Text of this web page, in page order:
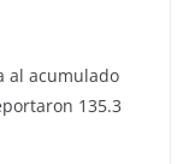
al acumulado
135.3